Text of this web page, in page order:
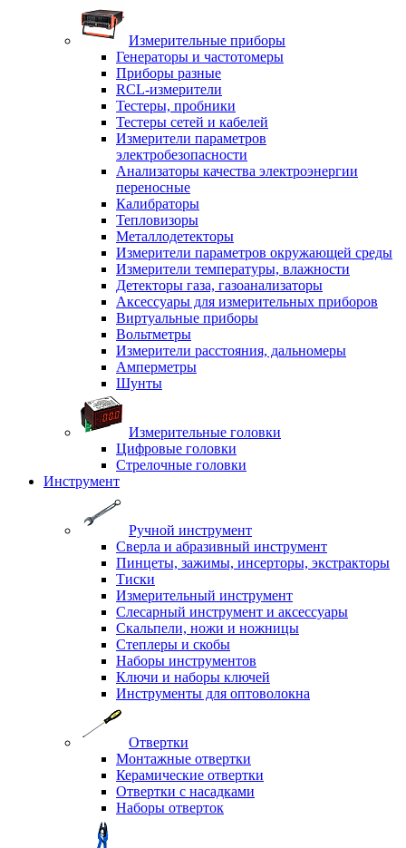
Измерительные приборы
Генераторы и частотомеры
Приборы разные
RCL-измерители
Тестеры, пробники
Тестеры сетей и кабелей
Измерители параметров
электробезопасности
Анализаторы качества электроэнергии
переносные
Калибраторы
Тепловизоры
Металлодетекторы
Измерители параметров окружающей среды
Измерители температуры, влажности
Детекторы газа, газоанализаторы
Аксессуары для измерительных приборов
Виртуальные приборы
Вольтметры
Измерители расстояния, дальномеры
Амперметры
Шунты
Измерительные головки
Цифровые головки
Стрелочные головки
Инструмент
Ручной инструмент
Сверла и абразивный инструмент
Пинцеты, зажимы, инсерторы, экстракторы
Тиски
Измерительный инструмент
Слесарный инструмент и аксессуары
Скальпели, ножи и ножницы
Степлеры и скобы
Наборы инструментов
Ключи и наборы ключей
Инструменты для оптоволокна
Отвертки
Монтажные отвертки
Керамические отвертки
Отвертки с насадками
Наборы отверток